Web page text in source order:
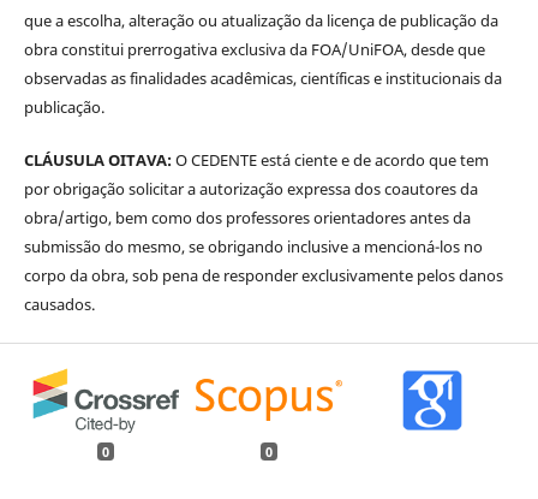
que a escolha, alteração ou atualização da licença de publicação da
obra constitui prerrogativa exclusiva da FOA/UniFOA, desde que
observadas as finalidades acadêmicas, científicas e institucionais da
publicação.
CLÁUSULA OITAVA:O CEDENTE está ciente e de acordo que tem
por obrigação solicitar a autorização expressa dos coautores da
obra/artigo, bem como dos professores orientadores antes da
submissão do mesmo, se obrigando inclusive a mencioná-los no
corpo da obra, sob pena de responder exclusivamente pelos danos
causados.
0 0